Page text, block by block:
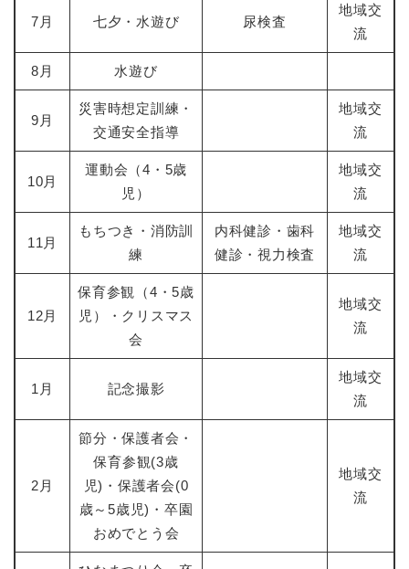
7月 七夕・水遊び 尿検査
地域交
流
8月 水遊び
9月
災害時想定訓練・
交通安全指導
地域交
流
10月
運動会（4・5歳
児）
地域交
流
11月
もちつき・消防訓
練
内科健診・歯科
健診・視力検査
地域交
流
12月
保育参観（4・5歳
児）・クリスマス
会
地域交
流
1月 記念撮影
地域交
流
2月
節分・保護者会・
保育参観(3歳
児)・保護者会(0
歳～5歳児)・卒園
おめでとう会
地域交
流